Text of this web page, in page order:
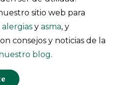
sitio web para
alergiasy asma, y
consejos y noticias de la
blog.